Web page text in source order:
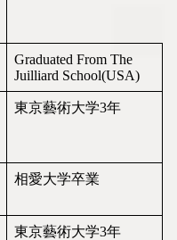
Graduated From The
Juilliard School(USA)
東京藝術大学3年
相愛大学卒業
東京藝術大学3年